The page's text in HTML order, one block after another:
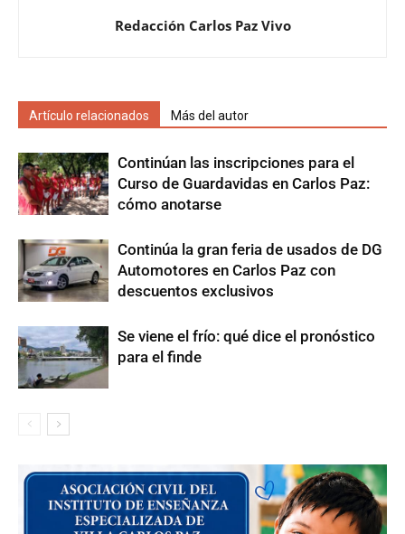
Redacción Carlos Paz Vivo
Artículo relacionados Más del autor
Continúan las inscripciones para el
Curso de Guardavidas en Carlos Paz:
cómo anotarse
Continúa la gran feria de usados de DG
Automotores en Carlos Paz con
descuentos exclusivos
Se viene el frío: qué dice el pronóstico
para el finde